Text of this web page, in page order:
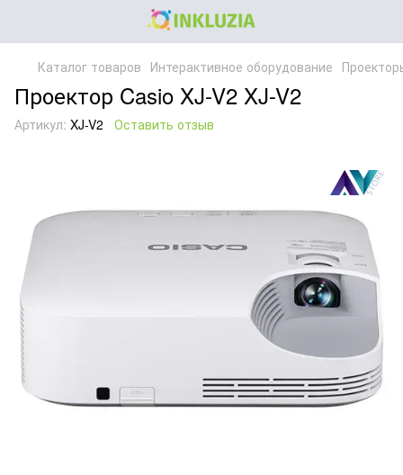
Каталог товаров Интерактивное оборудование
Проектор Casio XJ-V2 XJ-V2
Артикул: XJ-V2 Оставить отзыв